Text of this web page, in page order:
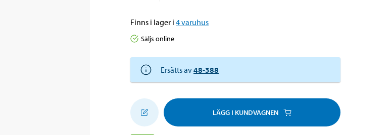
Finns i lager i 4varuhus
Säljs online
Ersätts av48-388
LÄGG I KUNDVAGNEN